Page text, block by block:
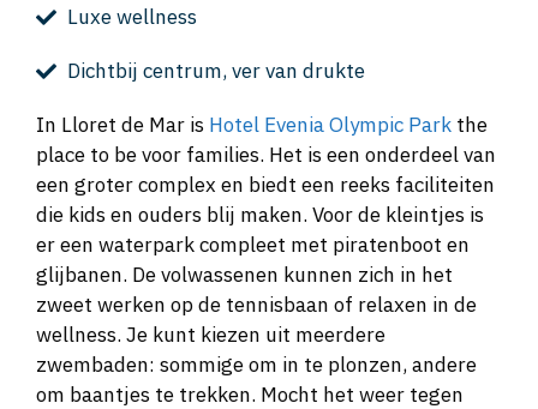
Luxe wellness
Dichtbij centrum, ver van drukte
In Lloret de Mar is Hotel Evenia Olympic Park the
place to be voor families. Het is een onderdeel van
een groter complex en biedt een reeks faciliteiten
die kids en ouders blij maken. Voor de kleintjes is
er een waterpark compleet met piratenboot en
glijbanen. De volwassenen kunnen zich in het
zweet werken op de tennisbaan of relaxen in de
wellness. Je kunt kiezen uit meerdere
zwembaden: sommige om in te plonzen, andere
om baantjes te trekken. Mocht het weer tegen